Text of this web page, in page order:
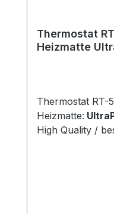
Thermostat
Heizmatte
Thermostat RT-
Heizmatte:
High Quality /